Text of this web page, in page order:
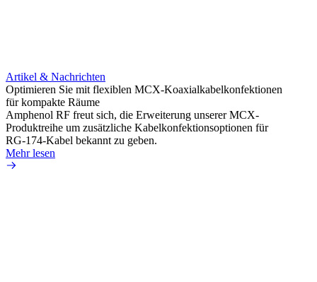
Artikel & Nachrichten
Optimieren Sie mit flexiblen MCX-Koaxialkabelkonfektionen
für kompakte Räume
Amphenol RF freut sich, die Erweiterung unserer MCX-
Produktreihe um zusätzliche Kabelkonfektionsoptionen für
RG-174-Kabel bekannt zu geben.
Mehr lesen